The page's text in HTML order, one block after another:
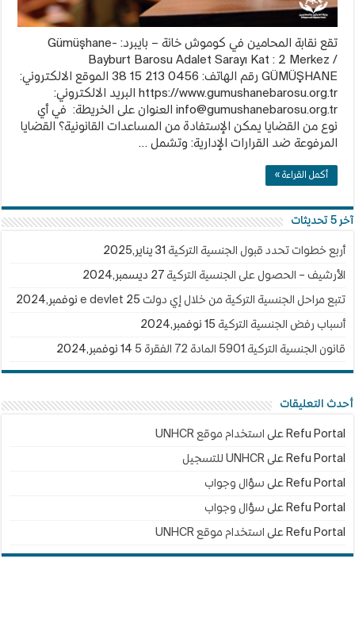
تقع نقابة المحامين في كوموش خانة – بايبرد: Gümüşhane-
Bayburt Barosu Adalet Sarayı Kat : 2 Merkez /
GÜMÜŞHANE رقم الهاتف: 0456 213 15 38 الموقع الالكتروني:
https://www.gumushanebarosu.org.tr البريد الالكتروني:
info@gumushanebarosu.org.tr العنوان على الخريطة: في أي
نوع من القضايا يمكن الإستفادة من المساعدات القانونية؟ القضايا
المرفوعة ضد القرارات الإدارية: وتشمل …
أكمل القراءة »
آخر 5 تحديثات
أربع خطوات تحدد قبول الجنسية التركية 31 يناير,2025
الأرشيف – الحصول على الجنسية التركية 27 ديسمبر,2024
تتبع مراحل الجنسية التركية من خلال إي دولت e devlet 25 نوفمبر,2024
أسباب رفض الجنسية التركية 15 نوفمبر,2024
قانون الجنسية التركية 5901 المادة 72 الفقرة 5 14 نوفمبر,2024
أحدث التعليقات
Refu Portal على استخدام موقع UNHCR
Refu Portal علىUNHCR للتسجيل
Refu Portal على سؤال وجواب
Refu Portal على سؤال وجواب
Refu Portal على استخدام موقع UNHCR